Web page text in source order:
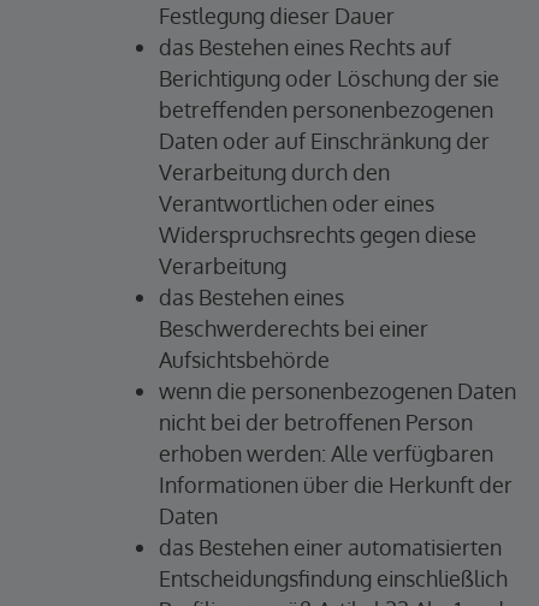
Festlegung dieser Dauer
das Bestehen eines Rechts auf
Berichtigung oder Löschung der sie
betreffenden personenbezogenen
Daten oder auf Einschränkung der
Verarbeitung durch den
Verantwortlichen oder eines
Widerspruchsrechts gegen diese
Verarbeitung
das Bestehen eines
Beschwerderechts bei einer
Aufsichtsbehörde
wenn die personenbezogenen Daten
nicht bei der betroffenen Person
erhoben werden: Alle verfügbaren
Informationen über die Herkunft der
Daten
das Bestehen einer automatisierten
Entscheidungsfindung einschließlich